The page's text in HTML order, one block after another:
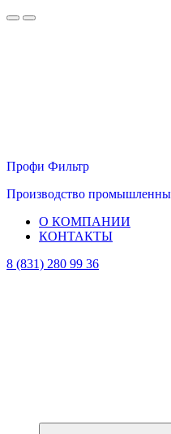
Профи Фильтр
Производство
О КОМПАНИИ
КОНТАКТЫ
8 (831) 280 99 36